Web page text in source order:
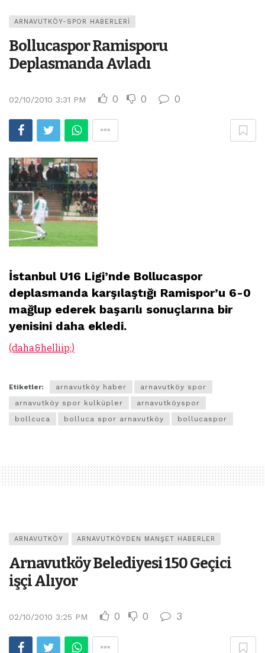
ARNAVUTKÖY-SPOR HABERLERI
Bollucaspor Ramisporu
Deplasmanda Avladı
02/10/2010 3:31 PM 0 0 0
İstanbul U16 Ligi’nde Bollucaspor
deplasmanda karşılaştığı Ramispor’u 6-0
mağlup ederek başarılı sonuçlarına bir
yenisini daha ekledi.
(daha&helliip;)
Etiketler: arnavutköy haber
arnavutköy spor
arnavutköy spor kulküpler
arnavutköyspor
bollcuca
bolluca spor arnavutköy bollucaspor
ARNAVUTKÖY ARNAVUTKÖYDEN MANŞET HABERLER
Arnavutköy Belediyesi 150 Geçici
işçi Alıyor
02/10/2010 3:25 PM 0 0 3